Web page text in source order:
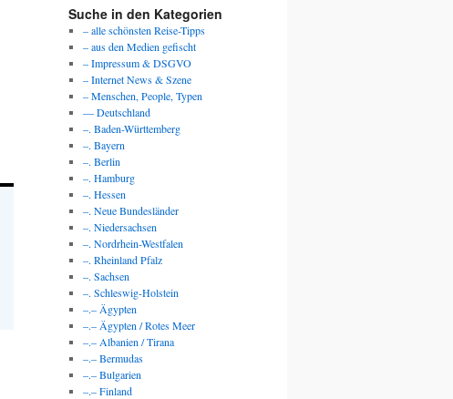
Suche in den Kategorien
– alle schönsten Reise-Tipps
– aus den Medien gefischt
– Impressum & DSGVO
– Internet News & Szene
– Menschen, People, Typen
— Deutschland
–. Baden-Württemberg
–. Bayern
–. Berlin
–. Hamburg
–. Hessen
–. Neue Bundesländer
–. Niedersachsen
–. Nordrhein-Westfalen
–. Rheinland Pfalz
–. Sachsen
–. Schleswig-Holstein
–.– Ägypten
–.– Ägypten / Rotes Meer
–.– Albanien / Tirana
–.– Bermudas
–.– Bulgarien
–.– Finland